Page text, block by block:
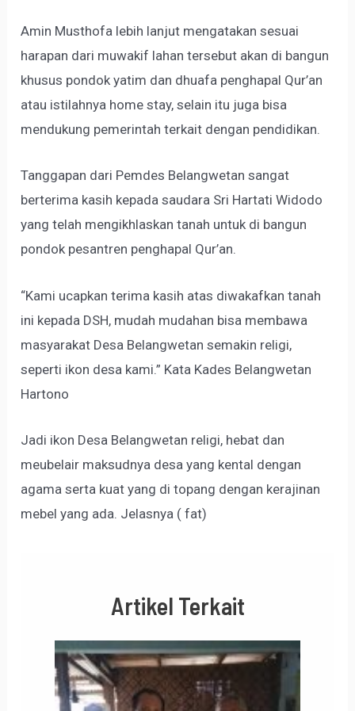
Amin Musthofa lebih lanjut mengatakan sesuai
harapan dari muwakif lahan tersebut akan di bangun
khusus pondok yatim dan dhuafa penghapal Qur’an
atau istilahnya home stay, selain itu juga bisa
mendukung pemerintah terkait dengan pendidikan.
Tanggapan dari Pemdes Belangwetan sangat
berterima kasih kepada saudara Sri Hartati Widodo
yang telah mengikhlaskan tanah untuk di bangun
pondok pesantren penghapal Qur’an.
“Kami ucapkan terima kasih atas diwakafkan tanah
ini kepada DSH, mudah mudahan bisa membawa
masyarakat Desa Belangwetan semakin religi,
seperti ikon desa kami.” Kata Kades Belangwetan
Hartono
Jadi ikon Desa Belangwetan religi, hebat dan
meubelair maksudnya desa yang kental dengan
agama serta kuat yang di topang dengan kerajinan
mebel yang ada. Jelasnya ( fat)
Artikel Terkait